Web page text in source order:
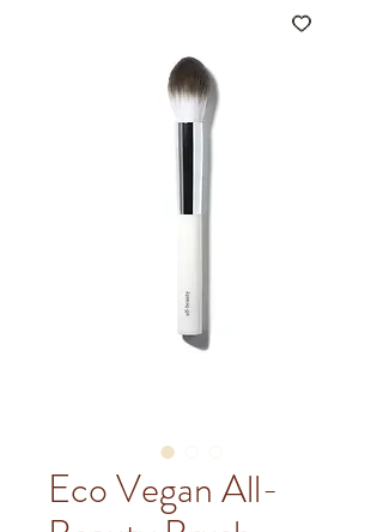
Eco Vegan All-